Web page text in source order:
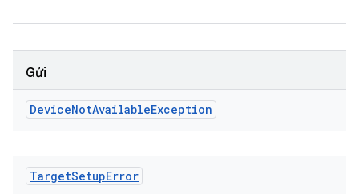
Gửi
DeviceNotAvailableException
TargetSetupError